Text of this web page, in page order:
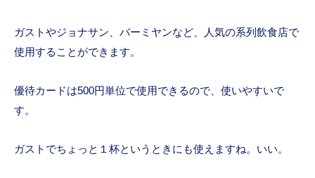
ガストやジョナサン、バーミヤンなど、人気の系列飲食店で
使用することができます。
優待カードは500円単位で使用できるので、使いやすいで
す。
ガストでちょっと１杯というときにも使えますね。いい。